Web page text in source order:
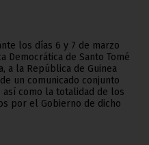
los días 6 y 7 de marzo
de Santo Tomé
a la República de Guinea
un comunicado conjunto
como la totalidad de los
por el Gobierno de dicho